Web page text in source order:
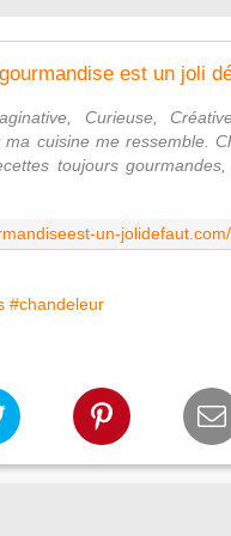
est un joli
Curieuse,
cuisine me ressemble.
toujours
un-
#chandeleur